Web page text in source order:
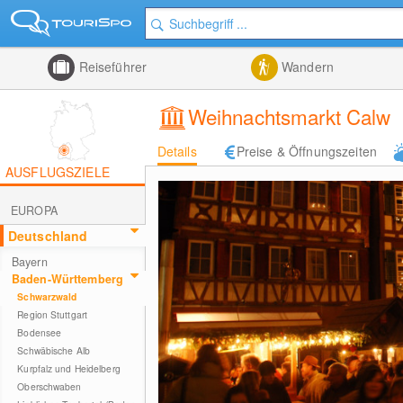
Reiseführer Wandern
Weihnachtsmarkt Calw
Details Preise & Öffnungszeiten
AUSFLUGSZIELE
EUROPA
Deutschland
Bayern
Baden-Württemberg
Schwarzwald
Region Stuttgart
Bodensee
Schwäbische Alb
Kurpfalz und Heidelberg
Oberschwaben